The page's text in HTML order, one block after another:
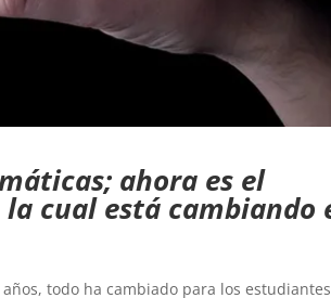
ahora es el
cual está cambiando
todo ha cambiado para los estudiantes